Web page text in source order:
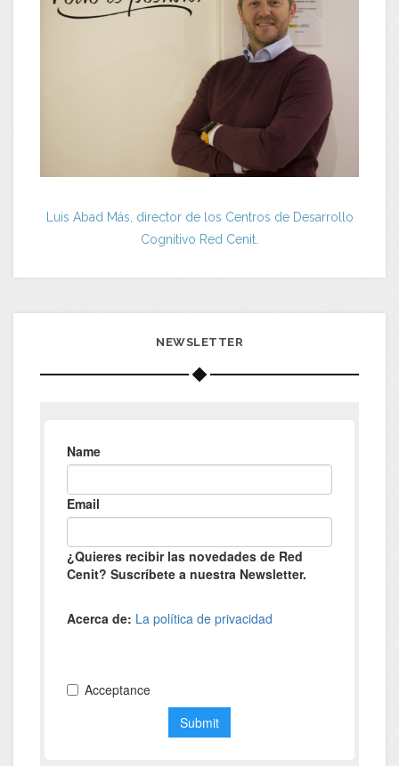
Luis Abad Más, director de los Centros de Desarrollo
Cognitivo Red Cenit.
NEWSLETTER